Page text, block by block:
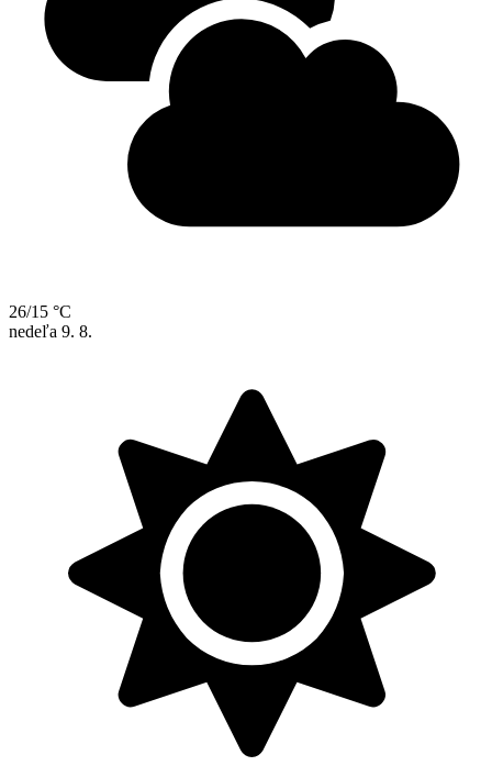
26/15 °C
nedeľa 9. 8.